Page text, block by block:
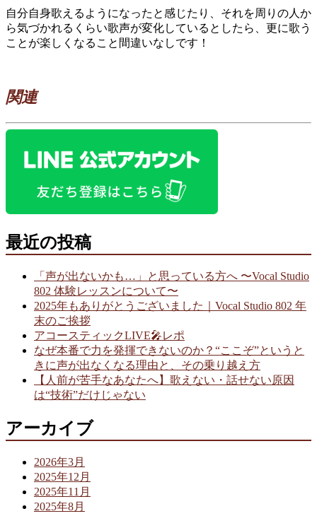
自分自身歌えるようになったと感じたり、それを周りの人か
ら気づかれるくらい歌声が変化しているとしたら、更に歌う
ことが楽しくなること間違いなしです！
関連
最近の投稿
「声が出ないかも…」と思っている方へ 〜Vocal Studio
802 体験レッスンについて〜
2025年もありがとうございました｜Vocal Studio 802 年
末のご挨拶
アコースティックLIVE🎤レポ
なぜ本番で力を発揮できないのか？“ここぞ”というと
きに声が出なくなる理由と、その乗り越え方
【人前が苦手なあなたへ】歌えない・話せない原因
は“技術”だけじゃない
アーカイブ
2026年3月
2025年12月
2025年11月
2025年8月